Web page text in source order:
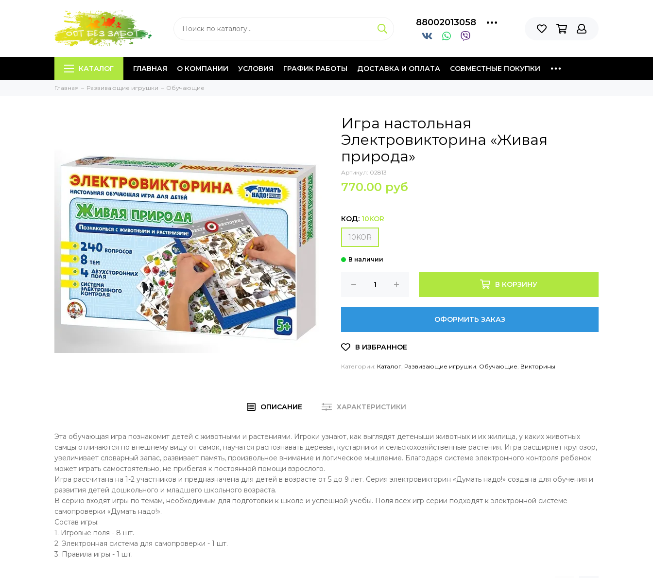
88002013058
КАТАЛОГ ГЛАВНАЯ О КОМПАНИИ УСЛОВИЯ ГРАФИК РАБОТЫ ДОСТАВКА И ОПЛАТА СОВМЕСТНЫЕ ПОКУПКИ
Главная Развивающие игрушки Обучающие
Игра настольная
Электровикторина «Живая
природа»
Артикул: 02813
770.00 руб
КОД: 10KOR
10KOR
В КОРЗИНУ
ОФОРМИТЬ ЗАКАЗ
Категории: Каталог Развивающие игрушки Обучающие Викторины
ОПИСАНИЕ ХАРАКТЕРИСТИКИ
Эта обучающая игра познакомит детей с животными и растениями. Игроки узнают, как выглядят детеныши животных и их жилища, у каких животных
самцы отличаются по внешнему виду от самок, научатся распознавать деревья, кустарники и сельскохозяйственные растения. Игра расширяет кругозор,
увеличивает словарный запас, развивает память, произвольное внимание и логическое мышление. Благодаря системе электронного контроля ребенок
может играть самостоятельно, не прибегая к постоянной помощи взрослого.
Игра рассчитана на 1-2 участников и предназначена для детей в возрасте от 5 до 9 лет. Серия электровикторин «Думать надо!» создана для обучения и
развития детей дошкольного и младшего школьного возраста.
В серию входят игры по темам, необходимым для подготовки к школе и успешной учебы. Поля всех игр серии подходят к электронной системе
самопроверки «Думать надо!».
Состав игры:
1. Игровые поля - 8 шт.
2. Электронная система для самопроверки - 1 шт.
3. Правила игры - 1 шт.